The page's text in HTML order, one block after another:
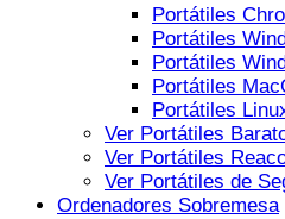
Portátiles
Portátiles
Portátiles
Portátiles
Portátiles
Ver Portátiles
Ver Portátiles
Ver Portátiles de
Ordenadores Sobremesa